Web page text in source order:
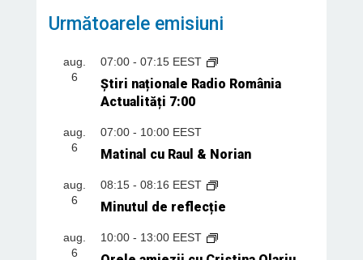
Următoarele emisiuni
aug.
6
07:00- 07:15 EEST
Știri naționale Radio România
Actualități 7:00
aug.
6
07:00- 10:00 EEST
Matinal cu Raul & Norian
aug.
6
08:15- 08:16 EEST
Minutul de reflecție
aug.
6
10:00- 13:00 EEST